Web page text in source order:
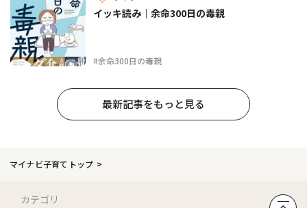
#余命300日の毒親
イッキ読み｜余命300日の毒親
最新記事をもっと見る
マイナビ子育てトップ
カテゴリ